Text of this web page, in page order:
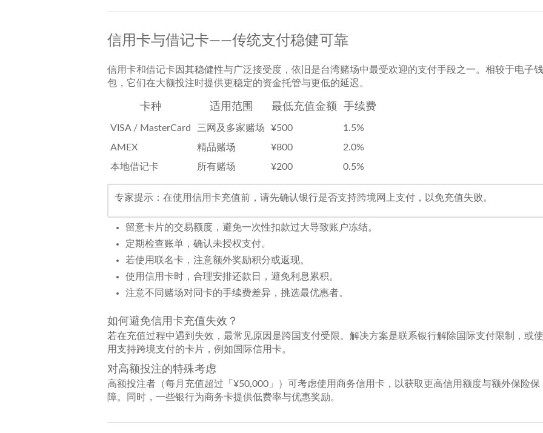
信用卡与借记卡——传统支付稳健可靠
信用卡和借记卡因其稳健性与广泛接受度，依旧是台湾赌场中最受欢迎的支付手段之一。相较于电子钱
包，它们在大额投注时提供更稳定的资金托管与更低的延迟。
卡种 适用范围 最低充值金额 手续费
VISA / MasterCard 三网及多家赌场 ¥500
1.5%
AMEX
精品赌场 ¥800
2.0%
本地借记卡
所有赌场 ¥200 0.5%
专家提示：在使用信用卡充值前，请先确认银行是否支持跨境网上支付，以免充值失败。
留意卡片的交易额度，避免一次性扣款过大导致账户冻结。
定期检查账单，确认未授权支付。
若使用联名卡，注意额外奖励积分或返现。
使用信用卡时，合理安排还款日，避免利息累积。
注意不同赌场对同卡的手续费差异，挑选最优惠者。
如何避免信用卡充值失效？
若在充值过程中遇到失效，最常见原因是跨国支付受限。解决方案是联系银行解除国际支付限制，或使
用支持跨境支付的卡片，例如国际信用卡。
对高额投注的特殊考虑
高额投注者（每月充值超过「¥50,000」）可考虑使用商务信用卡，以获取更高信用额度与额外保险保
障。同时，一些银行为商务卡提供低费率与优惠奖励。